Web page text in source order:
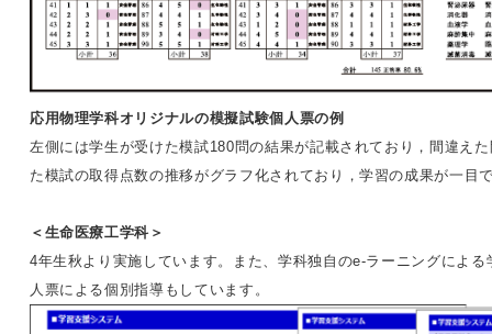
応用物理学科オリジナルの模擬試験個人票の例
左側には学生が受けた模試180問の結果が記載されており，間違え
た模試の取得点数の推移がグラフ化されており，学習の成果が一目
＜生命医療工学科＞
4年生秋より実施しています。また、学科独自のe-ラーニングによ
人票による個別指導もしています。